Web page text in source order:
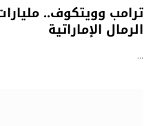
ترامب وويتكوف..
الرمال الإماراتية
…